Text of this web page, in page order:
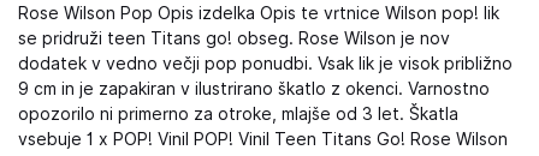
Rose Wilson Pop Opis izdelka Opis te vrtnice Wilson pop! lik
se pridruži teen Titans go! obseg. Rose Wilson je nov
dodatek v vedno večji pop ponudbi. Vsak lik je visok približno
9 cm in je zapakiran v ilustrirano škatlo z okenci. Varnostno
opozorilo ni primerno za otroke, mlajše od 3 let. Škatla
vsebuje 1 x POP! Vinil POP! Vinil Teen Titans Go! Rose Wilson